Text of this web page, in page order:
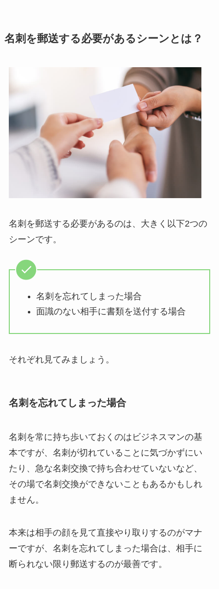
名刺を郵送する必要があるシーンとは？
名刺を郵送する必要があるのは、大きく以下2つの
シーンです。
名刺を忘れてしまった場合
面識のない相手に書類を送付する場合
それぞれ見てみましょう。
名刺を忘れてしまった場合
名刺を常に持ち歩いておくのはビジネスマンの基
本ですが、名刺が切れていることに気づかずにい
たり、急な名刺交換で持ち合わせていないなど、
その場で名刺交換ができないこともあるかもしれ
ません。
本来は相手の顔を見て直接やり取りするのがマナ
ーですが、名刺を忘れてしまった場合は、相手に
断られない限り郵送するのが最善です。